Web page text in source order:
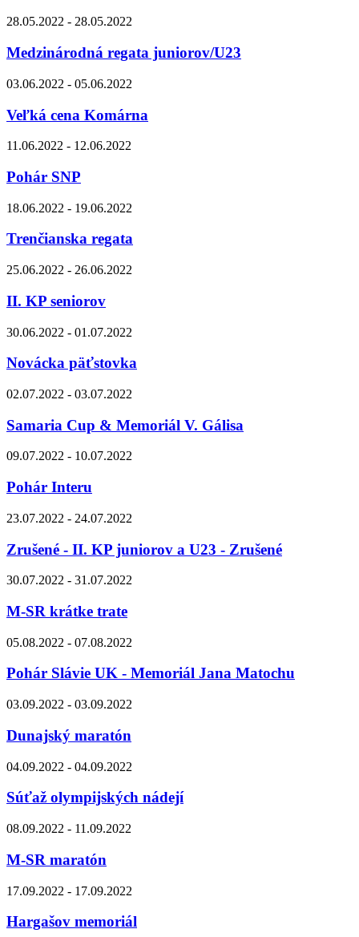
28.05.2022 - 28.05.2022
Medzinárodná regata juniorov/U23
03.06.2022 - 05.06.2022
Veľká cena Komárna
11.06.2022 - 12.06.2022
Pohár SNP
18.06.2022 - 19.06.2022
Trenčianska regata
25.06.2022 - 26.06.2022
II. KP seniorov
30.06.2022 - 01.07.2022
Novácka päťstovka
02.07.2022 - 03.07.2022
Samaria Cup & Memoriál V. Gálisa
09.07.2022 - 10.07.2022
Pohár Interu
23.07.2022 - 24.07.2022
Zrušené - II. KP juniorov a U23 - Zrušené
30.07.2022 - 31.07.2022
M-SR krátke trate
05.08.2022 - 07.08.2022
Pohár Slávie UK - Memoriál Jana Matochu
03.09.2022 - 03.09.2022
Dunajský maratón
04.09.2022 - 04.09.2022
Súťaž olympijských nádejí
08.09.2022 - 11.09.2022
M-SR maratón
17.09.2022 - 17.09.2022
Hargašov memoriál